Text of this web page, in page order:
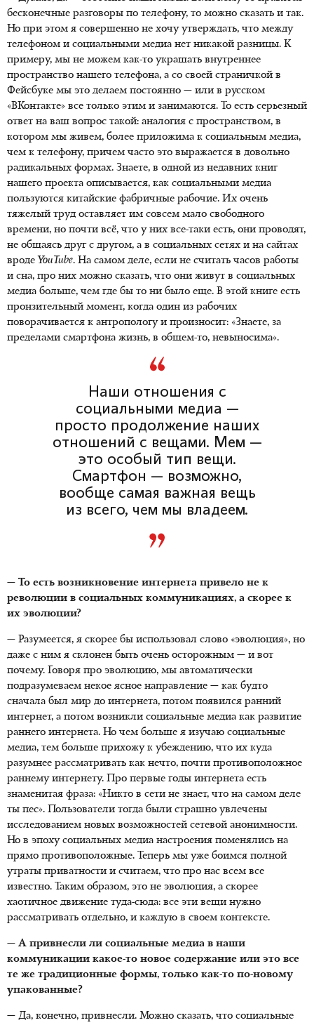
бесконечные разговоры по телефону, то можно сказать и так.
Но при этом я совершенно не хочу утверждать, что между
телефоном и социальными медиа нет никакой разницы. К
примеру, мы не можем как-то украшать внутреннее
пространство нашего телефона, а со своей страничкой в
Фейсбуке мы это делаем постоянно — или в русском
«ВКонтакте» все только этим и занимаются. То есть серьезный
ответ на ваш вопрос такой: аналогия с пространством, в
котором мы живем, более приложима к социальным медиа,
чем к телефону, причем часто это выражается в довольно
радикальных формах. Знаете, в одной из недавних книг
нашего проекта описывается, как социальными медиа
пользуются китайские фабричные рабочие. Их очень
тяжелый труд оставляет им совсем мало свободного
времени, но почти всё, что у них все-таки есть, они проводят,
не общаясь друг с другом, а в социальных сетях и на сайтах
вроде YouTube. На самом деле, если не считать часов работы
и сна, про них можно сказать, что они живут в социальных
медиа больше, чем где бы то ни было еще. В этой книге есть
пронзительный момент, когда один из рабочих
поворачивается к антропологу и произносит: «Знаете, за
пределами смартфона жизнь, в общем-то, невыносима».
Наши отношения с
социальными медиа —
просто продолжение наших
отношений с вещами. Мем —
это особый тип вещи.
Смартфон — возможно,
вообще самая важная вещь
из всего, чем мы владеем.
— То есть возникновение интернета привело не к
революции в социальных коммуникациях, а скорее к
их эволюции?
— Разумеется, я скорее бы использовал слово «эволюция», но
даже с ним я склонен быть очень осторожным — и вот
почему. Говоря про эволюцию, мы автоматически
подразумеваем некое ясное направление — как будто
сначала был мир до интернета, потом появился ранний
интернет, а потом возникли социальные медиа как развитие
раннего интернета. Но чем больше я изучаю социальные
медиа, тем больше прихожу к убеждению, что их куда
разумнее рассматривать как нечто, почти противоположное
раннему интернету. Про первые годы интернета есть
знаменитая фраза: «Никто в сети не знает, что на самом деле
ты пес». Пользователи тогда были страшно увлечены
исследованием новых возможностей сетевой анонимности.
Но в эпоху социальных медиа настроения поменялись на
прямо противоположные. Теперь мы уже боимся полной
утраты приватности и считаем, что про нас всем все
известно. Таким образом, это не эволюция, а скорее
хаотичное движение туда-сюда: все эти вещи нужно
рассматривать отдельно, и каждую в своем контексте.
— А привнесли ли социальные медиа в наши
коммуникации какое-то новое содержание или это все
те же традиционные формы, только как-то по-новому
упакованные?
— Да, конечно, привнесли. Можно сказать, что социальные